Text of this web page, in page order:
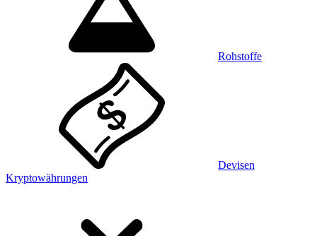
Rohstoffe
Devisen
Kryptowährungen